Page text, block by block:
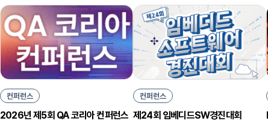
컨퍼런스
2026년 제5회 QA 코리아 컨퍼런스
컨퍼런스
제24회 임베디드SW경진대회